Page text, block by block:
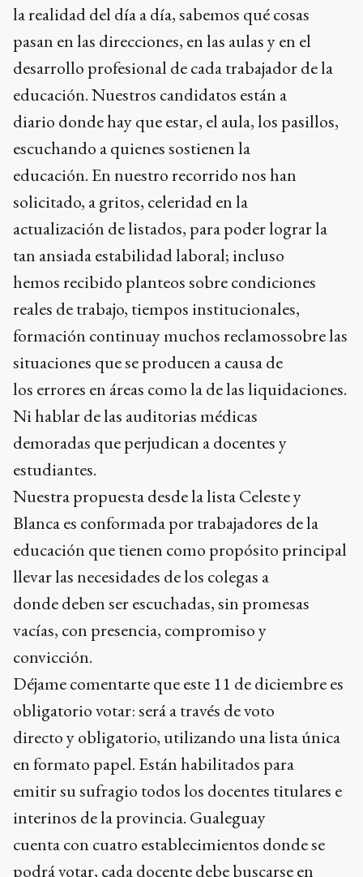
la realidad del día a día, sabemos qué cosas
pasan en las direcciones, en las aulas y en el
desarrollo profesional de cada trabajador de la
educación. Nuestros candidatos están a
diario donde hay que estar, el aula, los pasillos,
escuchando a quienes sostienen la
educación. En nuestro recorrido nos han
solicitado, a gritos, celeridad en la
actualización de listados, para poder lograr la
tan ansiada estabilidad laboral; incluso
hemos recibido planteos sobre condiciones
reales de trabajo, tiempos institucionales,
formación continuay muchos reclamossobre las
situaciones que se producen a causa de
los errores en áreas como la de las liquidaciones.
Ni hablar de las auditorias médicas
demoradas que perjudican a docentes y
estudiantes.
Nuestra propuesta desde la lista Celeste y
Blanca es conformada por trabajadores de la
educación que tienen como propósito principal
llevar las necesidades de los colegas a
donde deben ser escuchadas, sin promesas
vacías, con presencia, compromiso y
convicción.
Déjame comentarte que este 11 de diciembre es
obligatorio votar: será a través de voto
directo y obligatorio, utilizando una lista única
en formato papel. Están habilitados para
emitir su sufragio todos los docentes titulares e
interinos de la provincia. Gualeguay
cuenta con cuatro establecimientos donde se
podrá votar, cada docente debe buscarse en